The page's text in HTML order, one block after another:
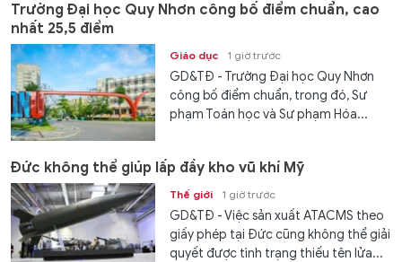
Trường Đại học Quy Nhơn công bố điểm chuẩn, cao
nhất 25,5 điểm
Giáo dục 1 giờ trước
GD&TĐ - Trường Đại học Quy Nhơn
công bố điểm chuẩn, trong đó, Sư
phạm Toán học và Sư phạm Hóa...
Đức không thể giúp lấp đầy kho vũ khí Mỹ
Thế giới 1 giờ trước
GD&TĐ - Việc sản xuất ATACMS theo
giấy phép tại Đức cũng không thể giải
quyết được tình trạng thiếu tên lửa...